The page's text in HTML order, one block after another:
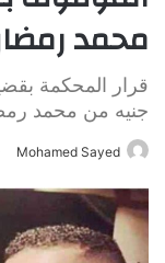
محمد
جنيه من محمد
Mohamed Sayed